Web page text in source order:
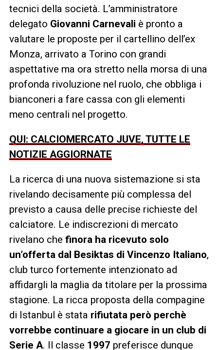
tecnici della società. L’amministratore
delegato Giovanni Carnevali è pronto a
valutare le proposte per il cartellino dell’ex
Monza, arrivato a Torino con grandi
aspettative ma ora stretto nella morsa di una
profonda rivoluzione nel ruolo, che obbliga i
bianconeri a fare cassa con gli elementi
meno centrali nel progetto.
QUI: CALCIOMERCATO JUVE, TUTTE LE
NOTIZIE AGGIORNATE
La ricerca di una nuova sistemazione si sta
rivelando decisamente più complessa del
previsto a causa delle precise richieste del
calciatore. Le indiscrezioni di mercato
rivelano che finora ha ricevuto solo
un’offerta dal Besiktas di Vincenzo Italiano,
club turco fortemente intenzionato ad
affidargli la maglia da titolare per la prossima
stagione. La ricca proposta della compagine
di Istanbul è stata rifiutata però perchè
vorrebbe continuare a giocare in un club di
Serie A. Il classe 1997 preferisce dunque